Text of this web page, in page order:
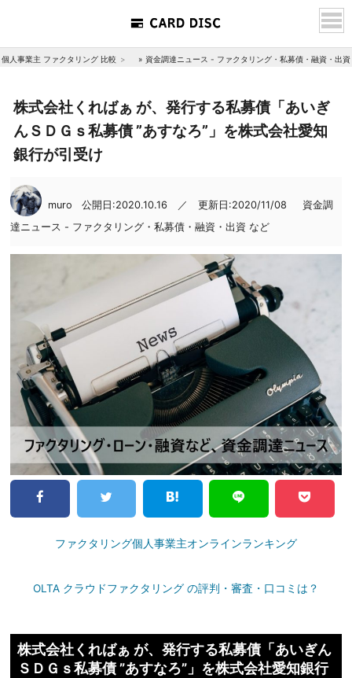
個人事業主 ファクタリング 比較 » 資金調達ニュース - ファクタリング・私募債・融資・出
株式会社くればぁ が、発行する私募債「あいぎ
んＳＤＧｓ私募債 ”あすなろ”」を株式会社愛知
銀行が引受け
muro 公開日:2020.10.16 ／ 更新日:2020/11/08
資金調
達ニュース - ファクタリング・私募債・融資・出資 など
ファクタリング個人事業主オンラインランキング
OLTA クラウドファクタリング の評判・審査・口コミは？
株式会社くればぁ が、発行する私募債「あいぎん
ＳＤＧｓ私募債 ”あすなろ”」を株式会社愛知銀行